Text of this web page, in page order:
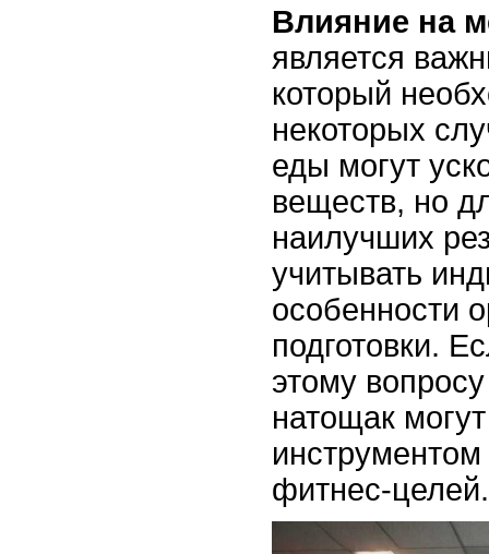
Влияние на
является
который
некоторых
еды могут
веществ, но
наилучших
учитывать
особенности
подготовки.
этому
натощак
фитнес-целей.